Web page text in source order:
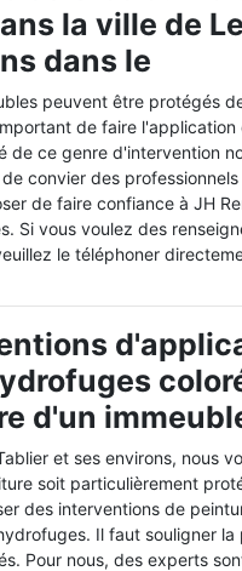
la ville de
dans le
peuvent être protégés
de faire
de ce genre d'intervention
convier des
de faire confiance à JH
Si vous voulez des
le téléphoner
d'un
et ses environs, nous
soit particulièrement
des interventions de
Il faut souligner la
Pour nous, des experts